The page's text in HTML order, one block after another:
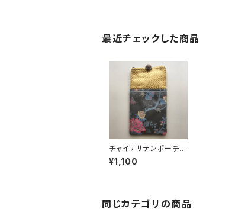
最近チェックした商品
チャイナサテンポーチ
（翡翠）
¥1,100
同じカテゴリの商品